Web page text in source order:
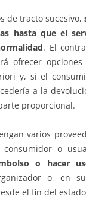
de tracto sucesivo,
hasta que el
. El
ofrecer
y, si el
a la
proporcional.
varios
o
o hacer
o, en
el fin del